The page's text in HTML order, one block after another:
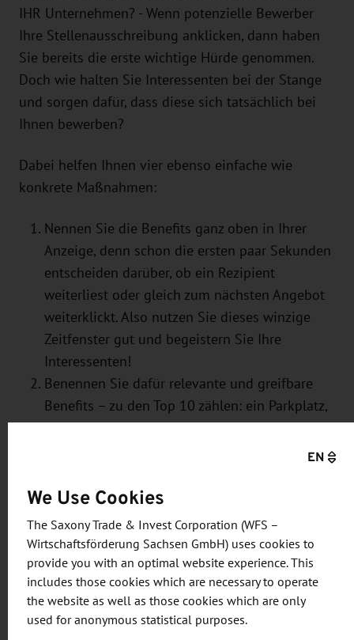
IHR Unternehmen? - Wenn potenzielle Bewerber
Ihre Stellenausschreibung anklicken, dann haben
Sie bereits die erste wichtige Hürde genommen.
Doch wie halten Sie Interessenten bei der Stange
und sorgen dafür, dass diese sich tatsächlich bei
Ihnen bewerben?
Dabei helfen Ihnen vier ebenso einfache wie
konkrete Maßnahmen:
Nennen Sie die Benefits ganz oben in Ihrer
Anzeige, denn schon die ersten paar Sekunden
entscheiden darüber, ob ein Rezipient
weiterliest oder gleich zum nächsten Angebot
weiterklickt. Also nutzen Sie dieses winzige
Zeitfenster gut und begeistern Sie Ihre
Interessenten!
Benennen Sie dafür relevante und greifbare
Benefits – zu den Top 10 zählen: ein Parkplatz,
vom Unternehmen gestellte Arbeitsmaterialien,
Weiterbildungsmöglichkeiten und gute
Karrierechancen.
Machen Sie möglichst präzise Angaben.
Beispiel Gehalt: Schreiben Sie nicht „gute
Bezahlung“, sondern geben Sie besser eine
Einkommensrange an, zumindest dann, wenn
Sie ein marktübliches Gehalt zahlen.
EN
We Use Cookies
The Saxony Trade & Invest Corporation (WFS –
Wirtschaftsförderung Sachsen GmbH) uses cookies to
provide you with an optimal website experience. This
includes those cookies which are necessary to operate
the website as well as those cookies which are only
used for anonymous statistical purposes.